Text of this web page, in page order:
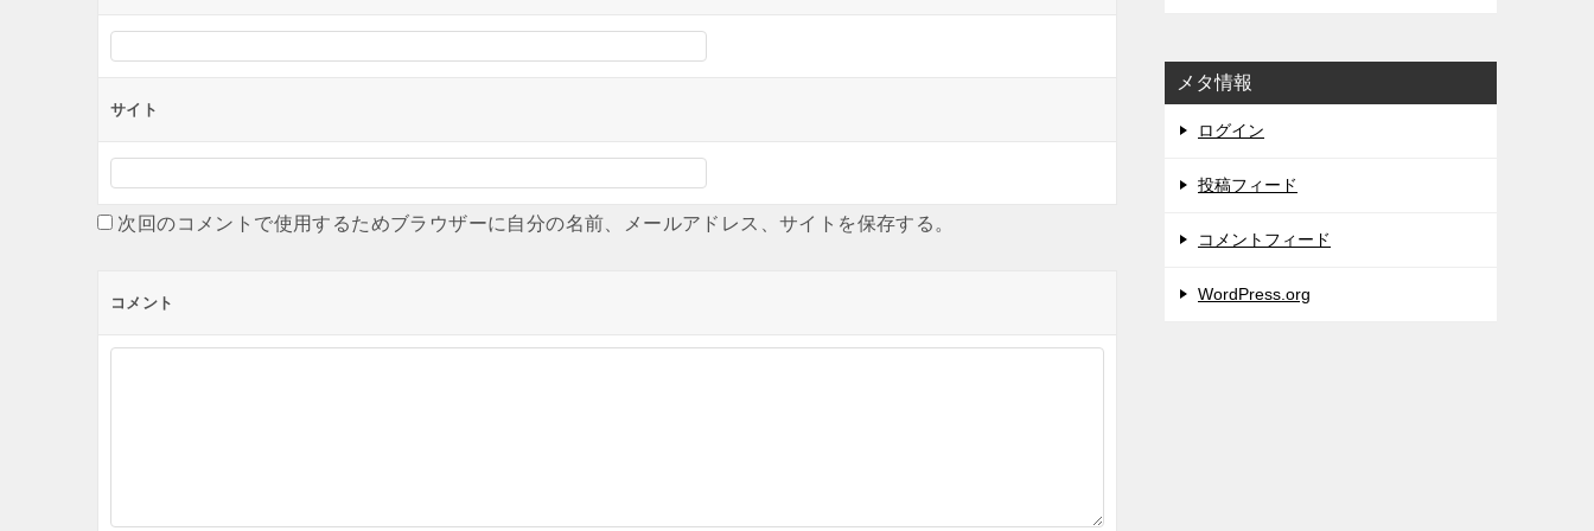
サイト
次回のコメントで使用するためブラウザーに自分の名前、メールアドレス、サイトを保存する。
コメント
メタ情報
ログイン
投稿フィード
コメントフィード
WordPress.org